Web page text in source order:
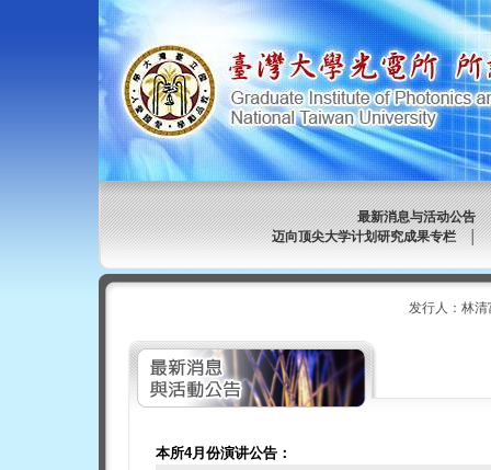
最新消息与活动公告
迈向顶尖大学计划研究成果专栏│
发行人：林
本所4月份演讲公告：